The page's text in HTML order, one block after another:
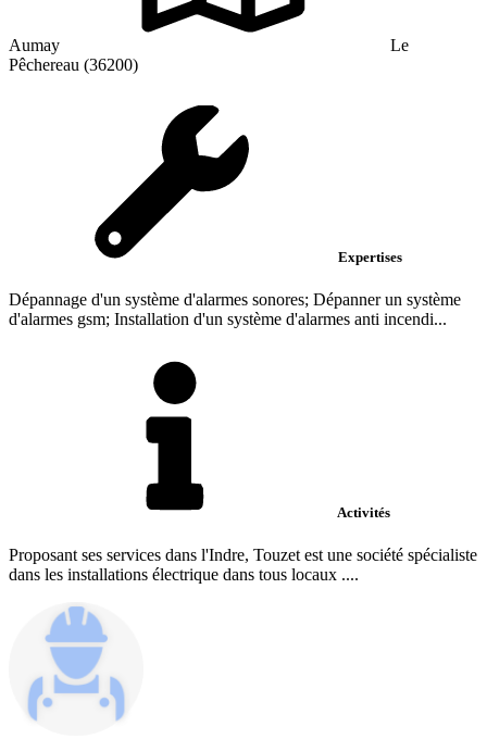
Aumay
Le
Pêchereau (36200)
Expertises
Dépannage d'un système d'alarmes sonores; Dépanner un système
d'alarmes gsm; Installation d'un système d'alarmes anti incendi...
Activités
Proposant ses services dans l'Indre, Touzet est une société spécialiste
dans les installations électrique dans tous locaux ....